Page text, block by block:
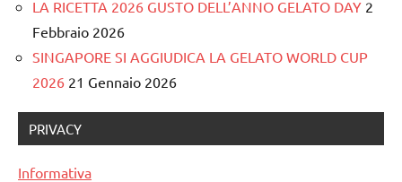
LA RICETTA 2026 GUSTO DELL’ANNO GELATO DAY 2
Febbraio 2026
SINGAPORE SI AGGIUDICA LA GELATO WORLD CUP
2026 21 Gennaio 2026
PRIVACY
Informativa